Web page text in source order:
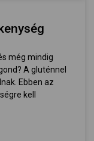
még mindig
A gluténnel
Ebben az
kell